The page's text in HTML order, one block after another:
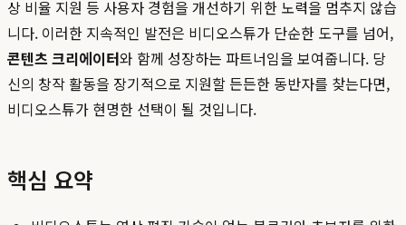
상 비율 지원 등 사용자 경험을 개선하기 위한 노력을 멈추지 않습
니다. 이러한 지속적인 발전은 비디오스튜가 단순한 도구를 넘어,
콘텐츠 크리에이터와 함께 성장하는 파트너임을 보여줍니다. 당
신의 창작 활동을 장기적으로 지원할 든든한 동반자를 찾는다면,
비디오스튜가 현명한 선택이 될 것입니다.
핵심 요약